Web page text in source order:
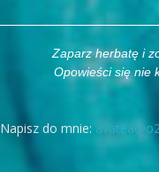
Zaparz herbatę i
Opowieści się nie
Napisz do mnie: